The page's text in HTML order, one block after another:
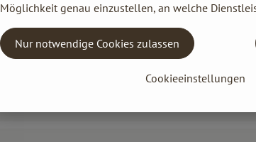
Möglichkeit genau einzustellen, an welche
Cookieeinstellungen
Nur notwendige Cookies zulassen